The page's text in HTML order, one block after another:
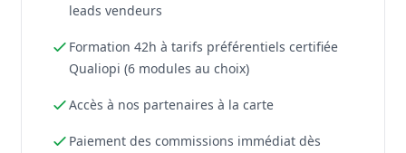
leads vendeurs
Formation 42h à tarifs préférentiels certifiée
Qualiopi (6 modules au choix)
Accès à nos partenaires à la carte
Paiement des commissions immédiat dès